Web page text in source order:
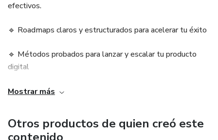
efectivos.
🔹 Roadmaps claros y estructurados para acelerar tu éxito
🔹 Métodos probados para lanzar y escalar tu producto
digital
🔹 Herramientas y guías paso a paso para simplificar tu
🔹 Estrategias de marketing y ventas que generan
Mostrar más
Otros productos de quien creó este